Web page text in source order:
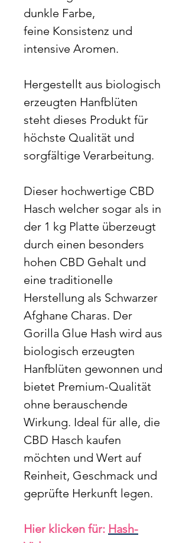
dunkle Farbe,
feine Konsistenz und
intensive Aromen.
Hergestellt aus biologisch
erzeugten Hanfblüten
steht dieses Produkt für
höchste Qualität und
sorgfältige Verarbeitung.
Dieser hochwertige CBD
Hasch welcher sogar als in
der 1 kg Platte überzeugt
durch einen besonders
hohen CBD Gehalt und
eine traditionelle
Herstellung als Schwarzer
Afghane Charas. Der
Gorilla Glue Hash wird aus
biologisch erzeugten
Hanfblüten gewonnen und
bietet Premium-Qualität
ohne berauschende
Wirkung. Ideal für alle, die
CBD Hasch kaufen
möchten und Wert auf
Reinheit, Geschmack und
geprüfte Herkunft legen.
Hier klicken für: Hash-